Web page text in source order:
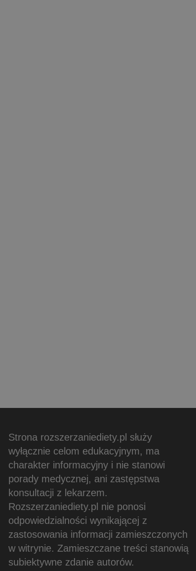
Strona rozszerzaniediety.pl służy
wyłącznie celom edukacyjnym, ma
charakter informacyjny i nie stanowi
porady medycznej, ani zastępstwa
konsultacji z lekarzem.
Rozszerzaniediety.pl nie ponosi
odpowiedzialności wynikającej z
zastosowania informacji zamieszczonych
w witrynie. Zamieszczane treści stanowią
subiektywne zdanie autorów.